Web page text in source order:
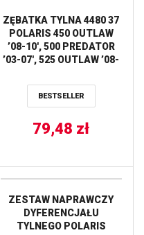
ZĘBATKA TYLNA 4480 37
POLARIS 450 OUTLAW
’08-10′, 500 PREDATOR
’03-07′, 525 OUTLAW ’08-
(ŁAŃC.520) JT
BESTSELLER
79,48 zł
ZESTAW NAPRAWCZY
DYFERENCJAŁU
TYLNEGO POLARIS